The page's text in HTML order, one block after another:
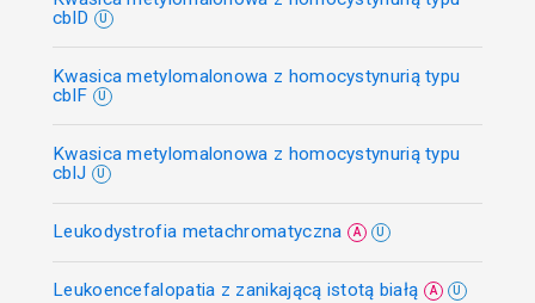
cblD
U
Kwasica metylomalonowa z homocystynurią typu
cblF
U
Kwasica metylomalonowa z homocystynurią typu
cblJ
U
Leukodystrofia metachromatyczna A U
Leukoencefalopatia z zanikającą istotą białą A U